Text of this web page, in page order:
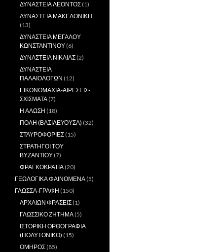
ΔΥΝΑΣΤΕΙΑ ΛΕΟΝΤΟΣ (1)
ΔΥΝΑΣΤΕΙΑ ΜΑΚΕΔΟΝΙΚΗ
(13)
ΔΥΝΑΣΤΕΙΑ ΜΕΓΑΛΟΥ
ΚΩΝΣΤΑΝΤΙΝΟΥ (6)
ΔΥΝΑΣΤΕΙΑ ΝΙΚΑΙΑΣ (2)
ΔΥΝΑΣΤΕΙΑ
ΠΑΛΑΙΟΛΟΓΩΝ (12)
ΕΙΚΟΝΟΜΑΧΙΑ-ΑΙΡΕΣΕΙΣ-
ΣΧΙΣΜΑΤΑ (7)
Η ΑΛΩΣΗ (18)
ΠΟΛΗ (ΒΑΣΙΛΕΥΟΥΣΑ) (32)
ΣΤΑΥΡΟΦΟΡΙΕΣ (15)
ΣΤΡΑΤΗΓΟΙ ΤΟΥ
ΒΥΖΑΝΤΙΟΥ (7)
ΦΡΑΓΚΟΚΡΑΤΙΑ (20)
ΓΕΩΛΟΓΙΚΑ ΦΑΙΝΟΜΕΝΑ (5)
ΓΛΩΣΣΑ-ΓΡΑΦΗ (150)
ΑΡΧΑΙΩΝ ΦΡΑΣΕΙΣ (1)
ΓΛΩΣΣΙΚΟ ΖΗΤΗΜΑ (5)
ΙΣΤΟΡΙΚΗ ΟΡΘΟΓΡΑΦΙΑ
(ΠΟΛΥΤΟΝΙΚΟ) (15)
ΟΜΗΡΟΣ (85)